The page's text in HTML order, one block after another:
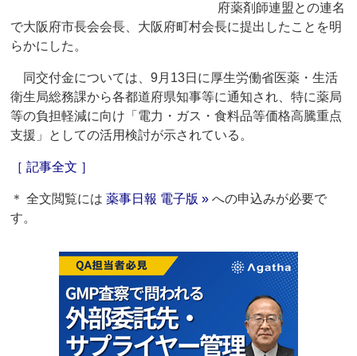
府薬剤師連盟との連名
で大阪府市長会会長、大阪府町村会長に提出したことを明
らかにした。
同交付金については、9月13日に厚生労働省医薬・生活
衛生局総務課から各都道府県知事等に通知され、特に薬局
等の負担軽減に向け「電力・ガス・食料品等価格高騰重点
支援」としての活用検討が示されている。
［ 記事全文 ］
＊ 全文閲覧には薬事日報 電子版 » への申込みが必要で
す。